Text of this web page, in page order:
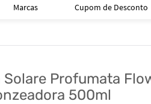
Marcas Cupom de Desconto
Solare Profumata
500ml